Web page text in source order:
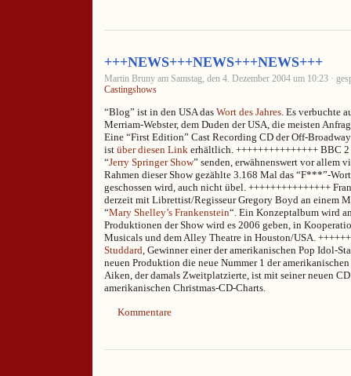
+++NEWS+++NEWS+++NEWS+++
Martin Bruny am Samstag, den 4. Dezember 2004 um 10:23 ·
Castingshows
“Blog” ist in den USA das Wort des Jahres. Es verbuchte
Merriam-Webster, dem Duden der USA, die meisten
Eine “First Edition” Cast Recording CD der Off-
ist über diesen Link erhältlich. +++++++++++++++ BBC
“Jerry Springer Show” senden, erwähnenswert vor allem
Rahmen dieser Show gezählte 3.168 Mal das “F***”-
geschossen wird, auch nicht übel. +++++++++++++++
derzeit mit Librettist/Regisseur Gregory Boyd an einem
“Mary Shelley’s Frankenstein“. Ein Konzeptalbum wird
Produktionen der Show wird es 2006 geben, in
Musicals und dem Alley Theatre in Houston/USA.
Studdard, Gewinner einer der amerikanischen Pop Idol-
neuen Produktion die neue Nummer 1 der
Aiken, der damals Zweitplatzierte, ist mit seiner neuen
amerikanischen Christmas-CD-Charts.
Kommentare